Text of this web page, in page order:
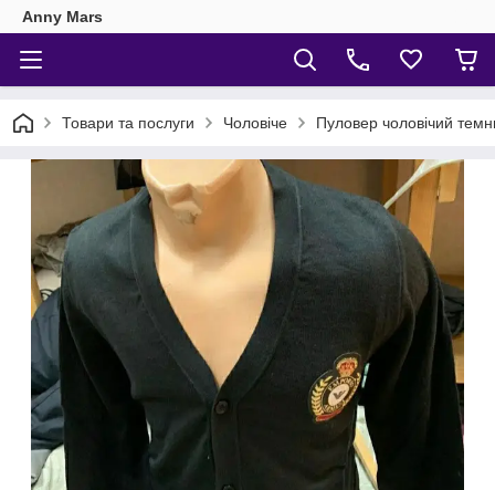
Anny Mars
Товари та послуги Чоловіче Пуловер чоловічий